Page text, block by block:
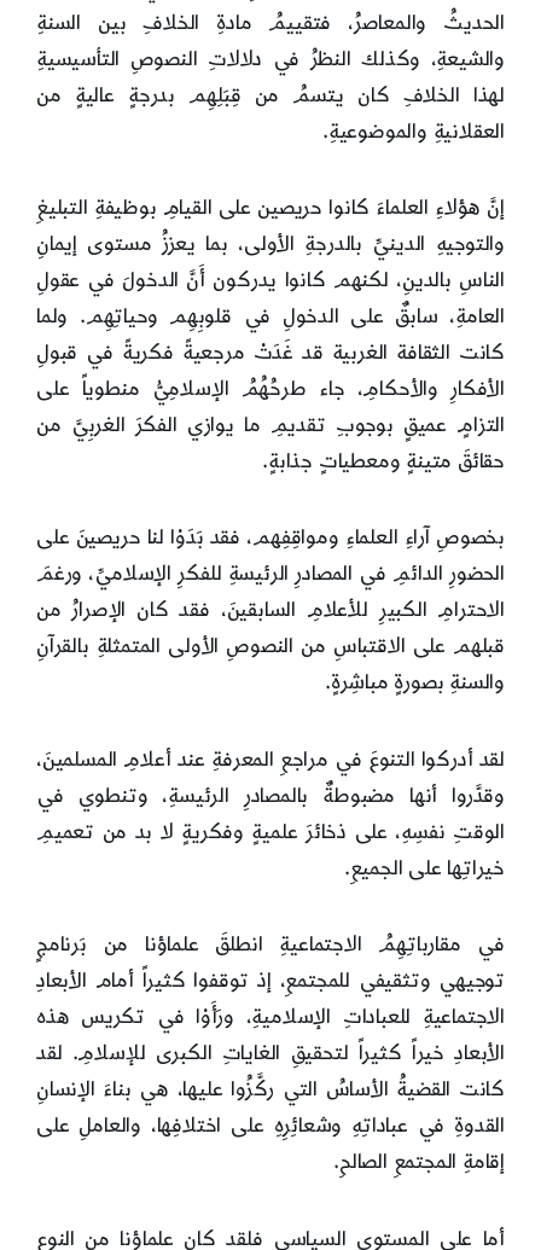
الحديثُ والمعاصرُ، فتقييمُ مادةِ الخلافِ بين السنةِ
والشيعةِ، وكذلك النظرُ في دلالاتِ النصوصِ التأسيسيةِ
لهذا الخلافِ كان يتسمُ من قِبَلِهِم بدرجةٍ عاليةٍ من
العقلانيةِ والموضوعيةِ.
إنَّ هؤلاءِ العلماءَ كانوا حريصين على القيامِ بوظيفةِ التبليغِ
والتوجيهِ الدينيِّ بالدرجةِ الأولى، بما يعززُ مستوى إيمانِ
الناسِ بالدينِ، لكنهم كانوا يدركون أَنَّ الدخولَ في عقولِ
العامةِ، سابقٌ على الدخولِ في قلوبِهِم وحياتِهِم. ولما
كانت الثقافة الغربية قد غَدَتْ مرجعيةً فكريةً في قبولِ
الأفكارِ والأحكامِ، جاء طرحُهُمُ الإسلامِيُّ منطوياً على
التزامٍ عميقٍ بوجوبِ تقديمِ ما يوازي الفكرَ الغربِيَّ من
حقائقَ متينةٍ ومعطياتٍ جذابةٍ.
بخصوصِ آراءِ العلماءِ ومواقِفِهم، فقد بَدَوْا لنا حريصينَ على
الحضورِ الدائمِ في المصادرِ الرئيسةِ للفكرِ الإسلاميِّ، ورغمَ
الاحترامِ الكبيرِ للأعلامِ السابقينَ، فقد كان الإصرارُ من
قبلهم على الاقتباسِ من النصوصِ الأولى المتمثلةِ بالقرآنِ
والسنةِ بصورةٍ مباشِرةٍ.
لقد أدركوا التنوعَ في مراجعِ المعرفةِ عند أعلامِ المسلمينَ،
وقدَّروا أنها مضبوطةٌ بالمصادرِ الرئيسةِ، وتنطوي في
الوقتِ نفسِهِ، على ذخائرَ علميةٍ وفكريةٍ لا بد من تعميمِ
خيراتِها على الجميعِ.
في مقارباتِهِمُ الاجتماعيةِ انطلقَ علماؤنا من بَرنامجٍ
توجيهي وتثقيفي للمجتمعِ، إذ توقفوا كثيراً أمام الأبعادِ
الاجتماعيةِ للعباداتِ الإسلاميةِ، ورَأَوْا في تكريس هذه
الأبعادِ خيراً كثيراً لتحقيقِ الغاياتِ الكبرى للإسلامِ. لقد
كانت القضيةُ الأساسُ التي ركَّزُوا عليها، هي بناءَ الإنسانِ
القدوةِ في عباداتِهِ وشعائِرِهِ على اختلافِها، والعاملِ على
إقامةِ المجتمعِ الصالحِ.
أما على المستوى السياسي فلقد كان علماؤنا من النوعِ